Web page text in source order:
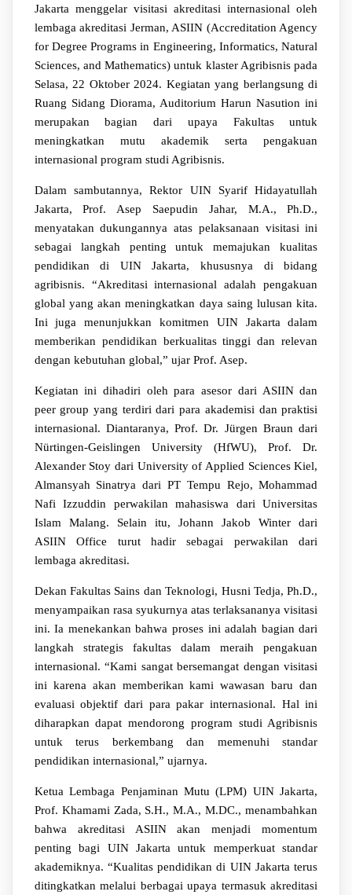
Jakarta menggelar visitasi akreditasi internasional oleh
lembaga akreditasi Jerman, ASIIN (Accreditation Agency
for Degree Programs in Engineering, Informatics, Natural
Sciences, and Mathematics) untuk klaster Agribisnis pada
Selasa, 22 Oktober 2024. Kegiatan yang berlangsung di
Ruang Sidang Diorama, Auditorium Harun Nasution ini
merupakan bagian dari upaya Fakultas untuk
meningkatkan mutu akademik serta pengakuan
internasional program studi Agribisnis.
Dalam sambutannya, Rektor UIN Syarif Hidayatullah
Jakarta, Prof. Asep Saepudin Jahar, M.A., Ph.D.,
menyatakan dukungannya atas pelaksanaan visitasi ini
sebagai langkah penting untuk memajukan kualitas
pendidikan di UIN Jakarta, khususnya di bidang
agribisnis. “Akreditasi internasional adalah pengakuan
global yang akan meningkatkan daya saing lulusan kita.
Ini juga menunjukkan komitmen UIN Jakarta dalam
memberikan pendidikan berkualitas tinggi dan relevan
dengan kebutuhan global,” ujar Prof. Asep.
Kegiatan ini dihadiri oleh para asesor dari ASIIN dan
peer group yang terdiri dari para akademisi dan praktisi
internasional. Diantaranya, Prof. Dr. Jürgen Braun dari
Nürtingen-Geislingen University (HfWU), Prof. Dr.
Alexander Stoy dari University of Applied Sciences Kiel,
Almansyah Sinatrya dari PT Tempu Rejo, Mohammad
Nafi Izzuddin perwakilan mahasiswa dari Universitas
Islam Malang. Selain itu, Johann Jakob Winter dari
ASIIN Office turut hadir sebagai perwakilan dari
lembaga akreditasi.
Dekan Fakultas Sains dan Teknologi, Husni Tedja, Ph.D.,
menyampaikan rasa syukurnya atas terlaksananya visitasi
ini. Ia menekankan bahwa proses ini adalah bagian dari
langkah strategis fakultas dalam meraih pengakuan
internasional. “Kami sangat bersemangat dengan visitasi
ini karena akan memberikan kami wawasan baru dan
evaluasi objektif dari para pakar internasional. Hal ini
diharapkan dapat mendorong program studi Agribisnis
untuk terus berkembang dan memenuhi standar
pendidikan internasional,” ujarnya.
Ketua Lembaga Penjaminan Mutu (LPM) UIN Jakarta,
Prof. Khamami Zada, S.H., M.A., M.DC., menambahkan
bahwa akreditasi ASIIN akan menjadi momentum
penting bagi UIN Jakarta untuk memperkuat standar
akademiknya. “Kualitas pendidikan di UIN Jakarta terus
ditingkatkan melalui berbagai upaya termasuk akreditasi